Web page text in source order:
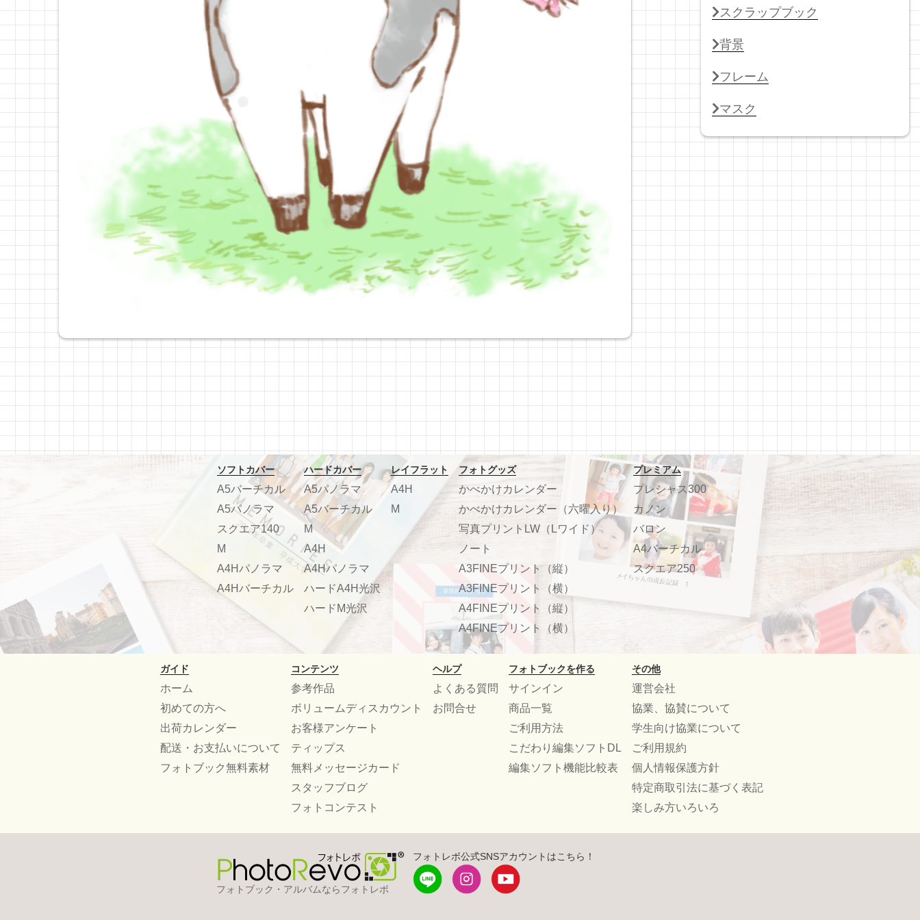
スクラップブック
背景
フレーム
マスク
ソフトカバー
A5バーチカル
A5パノラマ
スクエア140
M
A4Hパノラマ
A4Hバーチカル
ハードカバー
A5パノラマ
A5バーチカル
M
A4H
A4Hパノラマ
ハードA4H光沢
ハードM光沢
レイフラット
A4H
M
フォトグッズ
かべかけカレンダー
かべかけカレンダー（六曜入り）
写真プリントLW（Lワイド）
ノート
A3FINEプリント（縦）
A3FINEプリント（横）
A4FINEプリント（縦）
A4FINEプリント（横）
プレミアム
プレシャス300
カノン
バロン
A4バーチカル
スクエア250
ガイド
ホーム
初めての方へ
出荷カレンダー
配送・お支払いについて
フォトブック無料素材
コンテンツ
参考作品
ボリュームディスカウント
お客様アンケート
ティップス
無料メッセージカード
スタッフブログ
フォトコンテスト
ヘルプ
よくある質問
お問合せ
フォトブックを作る
サインイン
商品一覧
ご利用方法
こだわり編集ソフトDL
編集ソフト機能比較表
その他
運営会社
協業、協賛について
学生向け協業について
ご利用規約
個人情報保護方針
特定商取引法に基づく表記
楽しみ方いろいろ
フォトブック・アルバムならフォトレボ
フォトレボ公式SNSアカウントはこちら！